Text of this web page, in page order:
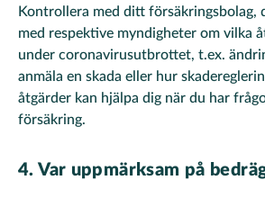
Kontrollera med ditt försäkringsbolag,
med respektive myndigheter om vilka
under coronavirusutbrottet, t.ex.
anmäla en skada eller hur
åtgärder kan hjälpa dig när du har
försäkring.
4. Var uppmärksam på